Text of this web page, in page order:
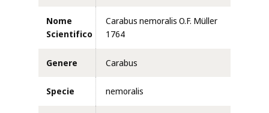
Nome
Scientifico
Carabus nemoralis O.F. Müller
1764
Genere Carabus
Specie nemoralis